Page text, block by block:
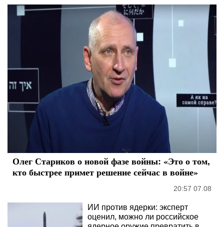
Олег Стариков о новой фазе войны: «Это о том,
кто быстрее примет решение сейчас в войне»
20:57 07.08
ИИ против ядерки: эксперт
оценил, можно ли российское